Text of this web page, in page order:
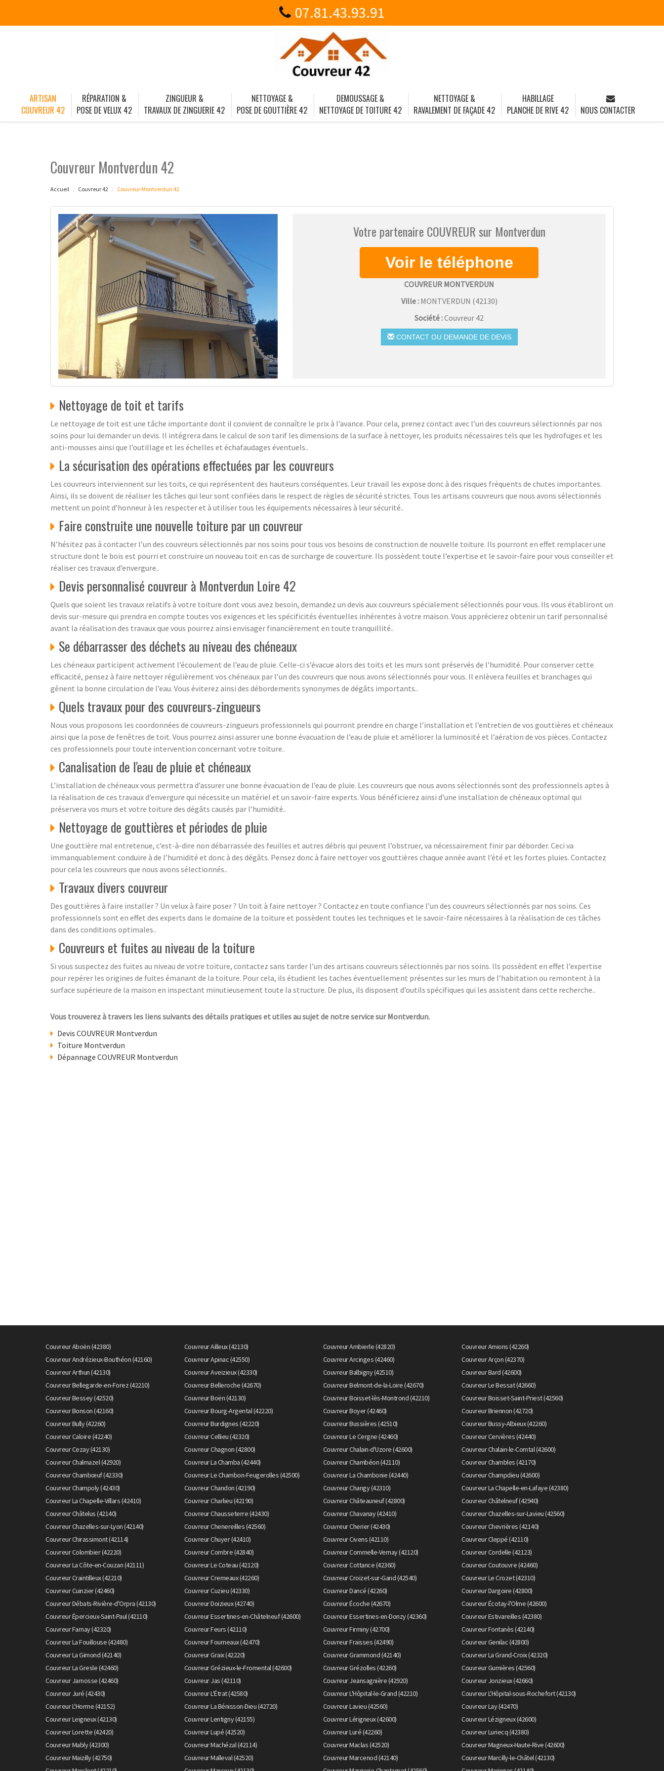
07.81.43.93.91
ARTISAN
COUVREUR 42
RÉPARATION &
POSE DE VELUX 42
ZINGUEUR &
TRAVAUX DE ZINGUERIE 42
NETTOYAGE &
POSE DE GOUTTIÈRE 42
DEMOUSSAGE &
NETTOYAGE DE TOITURE 42
NETTOYAGE &
RAVALEMENT DE FAÇADE 42
HABILLAGE
PLANCHE DE RIVE 42
NOUS CONTACTER
Couvreur Montverdun 42
Accueil Couvreur 42 Couvreur Montverdun 42
Votre partenaire COUVREUR sur Montverdun
COUVREUR MONTVERDUN
Ville : MONTVERDUN (42130)
Société :Couvreur 42
CONTACT OU DEMANDE DE DEVIS
Nettoyage de toit et tarifs
Le nettoyage de toit est une tâche importante dont il convient de connaître le prix à l’avance. Pour cela, prenez contact avec l’un des couvreurs sélectionnés par nos
soins pour lui demander un devis. Il intégrera dans le calcul de son tarif les dimensions de la surface à nettoyer, les produits nécessaires tels que les hydrofuges et les
anti-mousses ainsi que l’outillage et les échelles et échafaudages éventuels..
La sécurisation des opérations effectuées par les couvreurs
Les couvreurs interviennent sur les toits, ce qui représentent des hauteurs conséquentes. Leur travail les expose donc à des risques fréquents de chutes importantes.
Ainsi, ils se doivent de réaliser les tâches qui leur sont confiées dans le respect de règles de sécurité strictes. Tous les artisans couvreurs que nous avons sélectionnés
mettent un point d’honneur à les respecter et à utiliser tous les équipements nécessaires à leur sécurité..
Faire construite une nouvelle toiture par un couvreur
N’hésitez pas à contacter l’un des couvreurs sélectionnés par nos soins pour tous vos besoins de construction de nouvelle toiture. Ils pourront en effet remplacer une
structure dont le bois est pourri et construire un nouveau toit en cas de surcharge de couverture. Ils possèdent toute l’expertise et le savoir-faire pour vous conseiller et
réaliser ces travaux d’envergure..
Devis personnalisé couvreur à Montverdun Loire 42
Quels que soient les travaux relatifs à votre toiture dont vous avez besoin, demandez un devis aux couvreurs spécialement sélectionnés pour vous. Ils vous établiront un
devis sur-mesure qui prendra en compte toutes vos exigences et les spécificités éventuelles inhérentes à votre maison. Vous apprécierez obtenir un tarif personnalisé
avant la réalisation des travaux que vous pourrez ainsi envisager financièrement en toute tranquillité..
Se débarrasser des déchets au niveau des chéneaux
Les chéneaux participent activement l’écoulement de l’eau de pluie. Celle-ci s’évacue alors des toits et les murs sont préservés de l’humidité. Pour conserver cette
efficacité, pensez à faire nettoyer régulièrement vos chéneaux par l’un des couvreurs que nous avons sélectionnés pour vous. Il enlèvera feuilles et branchages qui
gênent la bonne circulation de l’eau. Vous éviterez ainsi des débordements synonymes de dégâts importants..
Quels travaux pour des couvreurs-zingueurs
Nous vous proposons les coordonnées de couvreurs-zingueurs professionnels qui pourront prendre en charge l’installation et l’entretien de vos gouttières et chéneaux
ainsi que la pose de fenêtres de toit. Vous pourrez ainsi assurer une bonne évacuation de l’eau de pluie et améliorer la luminosité et l’aération de vos pièces. Contactez
ces professionnels pour toute intervention concernant votre toiture..
Canalisation de l'eau de pluie et chéneaux
L’installation de chéneaux vous permettra d’assurer une bonne évacuation de l’eau de pluie. Les couvreurs que nous avons sélectionnés sont des professionnels aptes à
la réalisation de ces travaux d’envergure qui nécessite un matériel et un savoir-faire experts. Vous bénéficierez ainsi d’une installation de chéneaux optimal qui
préservera vos murs et votre toiture des dégâts causés par l’humidité..
Nettoyage de gouttières et périodes de pluie
Une gouttière mal entretenue, c’est-à-dire non débarrassée des feuilles et autres débris qui peuvent l’obstruer, va nécessairement finir par déborder. Ceci va
immanquablement conduire à de l’humidité et donc à des dégâts. Pensez donc à faire nettoyer vos gouttières chaque année avant l’été et les fortes pluies. Contactez
pour cela les couvreurs que nous avons sélectionnés..
Travaux divers couvreur
Des gouttières à faire installer ? Un velux à faire poser ? Un toit à faire nettoyer ? Contactez en toute confiance l’un des couvreurs sélectionnés par nos soins. Ces
professionnels sont en effet des experts dans le domaine de la toiture et possèdent toutes les techniques et le savoir-faire nécessaires à la réalisation de ces tâches
dans des conditions optimales..
Couvreurs et fuites au niveau de la toiture
Si vous suspectez des fuites au niveau de votre toiture, contactez sans tarder l’un des artisans couvreurs sélectionnés par nos soins. Ils possèdent en effet l’expertise
pour repérer les origines de fuites émanant de la toiture. Pour cela, ils étudient les taches éventuellement présentes sur les murs de l’habitation ou remontent à la
surface supérieure de la maison en inspectant minutieusement toute la structure. De plus, ils disposent d’outils spécifiques qui les assistent dans cette recherche..
Vous trouverez à travers les liens suivants des détails pratiques et utiles au sujet de notre service sur Montverdun.
Devis COUVREUR Montverdun
Toiture Montverdun
Dépannage COUVREUR Montverdun
Couvreur Aboën (42380) Couvreur Ailleux (42130) Couvreur Ambierle (42820)
Couvreur Amions (42260)
Couvreur Andrézieux-Bouthéon (42160)
Couvreur Apinac (42550) Couvreur Arcinges (42460)
Couvreur Arçon (42370)
Couvreur Arthun (42130)
Couvreur Aveizieux (42330) Couvreur Balbigny (42510)
Couvreur Bard (42600)
Couvreur Bellegarde-en-Forez (42210)
Couvreur Belleroche (42670) Couvreur Belmont-de-la-Loire (42670)
Couvreur Le Bessat (42660)
Couvreur Bessey (42520)
Couvreur Boën (42130) Couvreur Boisset-lès-Montrond (42210)
Couvreur Boisset-Saint-Priest (42560)
Couvreur Bonson (42160)
Couvreur Bourg-Argental (42220) Couvreur Boyer (42460)
Couvreur Briennon (42720)
Couvreur Bully (42260)
Couvreur Burdignes (42220) Couvreur Bussières (42510)
Couvreur Bussy-Albieux (42260)
Couvreur Caloire (42240)
Couvreur Cellieu (42320) Couvreur Le Cergne (42460)
Couvreur Cervières (42440)
Couvreur Cezay (42130)
Couvreur Chagnon (42800) Couvreur Chalain-d'Uzore (42600)
Couvreur Chalain-le-Comtal (42600)
Couvreur Chalmazel (42920)
Couvreur La Chamba (42440) Couvreur Chambéon (42110)
Couvreur Chambles (42170)
Couvreur Chambœuf (42330)
Couvreur Le Chambon-Feugerolles (42500) Couvreur La Chambonie (42440)
Couvreur Champdieu (42600)
Couvreur Champoly (42430)
Couvreur Chandon (42190) Couvreur Changy (42310)
Couvreur La Chapelle-en-Lafaye (42380)
Couvreur La Chapelle-Villars (42410)
Couvreur Charlieu (42190) Couvreur Châteauneuf (42800)
Couvreur Châtelneuf (42940)
Couvreur Châtelus (42140)
Couvreur Chausseterre (42430) Couvreur Chavanay (42410)
Couvreur Chazelles-sur-Lavieu (42560)
Couvreur Chazelles-sur-Lyon (42140)
Couvreur Chenereilles (42560) Couvreur Cherier (42430)
Couvreur Chevrières (42140)
Couvreur Chirassimont (42114)
Couvreur Chuyer (42410) Couvreur Civens (42110)
Couvreur Cleppé (42110)
Couvreur Colombier (42220)
Couvreur Combre (42840) Couvreur Commelle-Vernay (42120)
Couvreur Cordelle (42123)
Couvreur La Côte-en-Couzan (42111)
Couvreur Le Coteau (42120) Couvreur Cottance (42360)
Couvreur Coutouvre (42460)
Couvreur Craintilleux (42210)
Couvreur Cremeaux (42260) Couvreur Croizet-sur-Gand (42540)
Couvreur Le Crozet (42310)
Couvreur Cuinzier (42460)
Couvreur Cuzieu (42330) Couvreur Dancé (42260)
Couvreur Dargoire (42800)
Couvreur Débats-Rivière-d'Orpra (42130)
Couvreur Doizieux (42740) Couvreur Écoche (42670)
Couvreur Écotay-l'Olme (42600)
Couvreur Épercieux-Saint-Paul (42110)
Couvreur Essertines-en-Châtelneuf (42600) Couvreur Essertines-en-Donzy (42360)
Couvreur Estivareilles (42380)
Couvreur Farnay (42320)
Couvreur Feurs (42110) Couvreur Firminy (42700)
Couvreur Fontanès (42140)
Couvreur La Fouillouse (42480)
Couvreur Fourneaux (42470) Couvreur Fraisses (42490)
Couvreur Genilac (42800)
Couvreur La Gimond (42140)
Couvreur Graix (42220) Couvreur Grammond (42140)
Couvreur La Grand-Croix (42320)
Couvreur La Gresle (42460)
Couvreur Grézieux-le-Fromental (42600) Couvreur Grézolles (42260)
Couvreur Gumières (42560)
Couvreur Jarnosse (42460)
Couvreur Jas (42110) Couvreur Jeansagnière (42920)
Couvreur Jonzieux (42660)
Couvreur Juré (42430)
Couvreur L'Étrat (42580) Couvreur L'Hôpital-le-Grand (42210)
Couvreur L'Hôpital-sous-Rochefort (42130)
Couvreur L'Horme (42152)
Couvreur La Bénisson-Dieu (42720) Couvreur Lavieu (42560)
Couvreur Lay (42470)
Couvreur Leigneux (42130)
Couvreur Lentigny (42155) Couvreur Lérigneux (42600)
Couvreur Lézigneux (42600)
Couvreur Lorette (42420)
Couvreur Lupé (42520) Couvreur Luré (42260)
Couvreur Luriecq (42380)
Couvreur Mably (42300)
Couvreur Machézal (42114) Couvreur Maclas (42520)
Couvreur Magneux-Haute-Rive (42600)
Couvreur Maizilly (42750)
Couvreur Malleval (42520) Couvreur Marcenod (42140)
Couvreur Marcilly-le-Châtel (42130)